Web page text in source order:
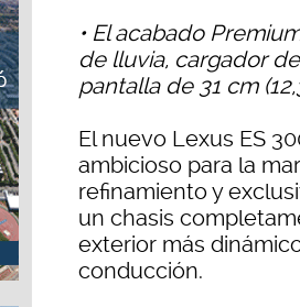
• El acabado
de lluvia, cargador
pantalla de 31 cm
El nuevo Lexus ES
ambicioso para la
refinamiento y
un chasis
exterior más
conducción.